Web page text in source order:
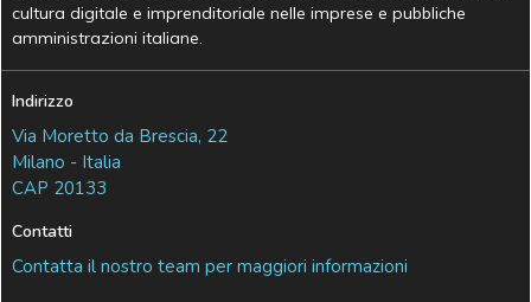
cultura digitale e imprenditoriale nelle imprese e pubbliche
amministrazioni italiane.
Indirizzo
Via Moretto da Brescia, 22
Milano - Italia
CAP 20133
Contatti
Contatta il nostro team per maggiori informazioni